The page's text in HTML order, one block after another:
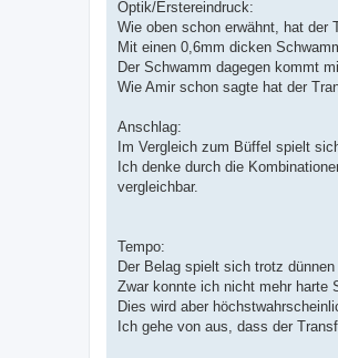
Optik/Erstereindruck:
Wie oben schon erwähnt, hat der
Mit einen 0,6mm dicken
Der Schwamm dagegen kommt
Wie Amir schon sagte hat der
Anschlag:
Im Vergleich zum Büffel spielt
Ich denke durch die
vergleichbar.
Tempo:
Der Belag spielt sich trotz
Zwar konnte ich nicht mehr harte
Dies wird aber
Ich gehe von aus, dass der